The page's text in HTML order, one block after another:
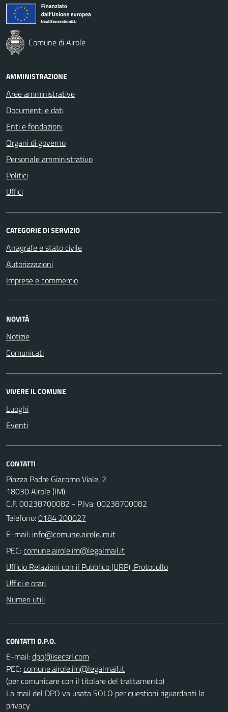
Comune di Airole
AMMINISTRAZIONE
Aree amministrative
Documenti e dati
Enti e fondazioni
Organi di governo
Personale amministrativo
Politici
Uffici
CATEGORIE DI SERVIZIO
Anagrafe e stato civile
Autorizzazioni
Imprese e commercio
NOVITÀ
Notizie
Comunicati
VIVERE IL COMUNE
Luoghi
Eventi
CONTATTI
Piazza Padre Giacomo Viale, 2
18030 Airole (IM)
C.F. 00238700082 - P.Iva: 00238700082
Telefono:0184 200027
E-mail:
PEC:
Ufficio Relazioni con il Pubblico (URP), Protocollo
Uffici e orari
Numeri utili
CONTATTI D.P.O.
E-mail:
PEC:
(per comunicare con il titolare del trattamento)
La mail del DPO va usata SOLO per questioni riguardanti la
privacy